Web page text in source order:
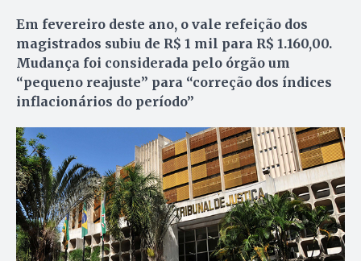
Em fevereiro deste ano, o vale refeição dos
magistrados subiu de R$ 1 mil para R$ 1.160,00.
Mudança foi considerada pelo órgão um
“pequeno reajuste” para “correção dos índices
inflacionários do período”